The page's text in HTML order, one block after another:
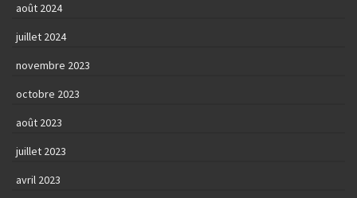
août 2024
juillet 2024
novembre 2023
octobre 2023
août 2023
juillet 2023
avril 2023